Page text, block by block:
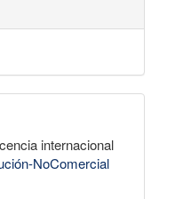
internacional
NoComercial